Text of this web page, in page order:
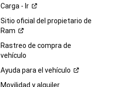
Carga - Ir
Sitio oficial del propietario de
Ram
Rastreo de compra de
vehículo
Ayuda para el vehículo
Movilidad y alquiler